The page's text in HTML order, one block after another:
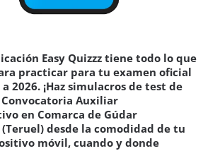
Easy Quizzz tiene todo lo que
practicar para tu examen oficial
2026. ¡Haz simulacros de test de
Auxiliar
en Comarca de Gúdar
desde la comodidad de tu
móvil, cuando y donde